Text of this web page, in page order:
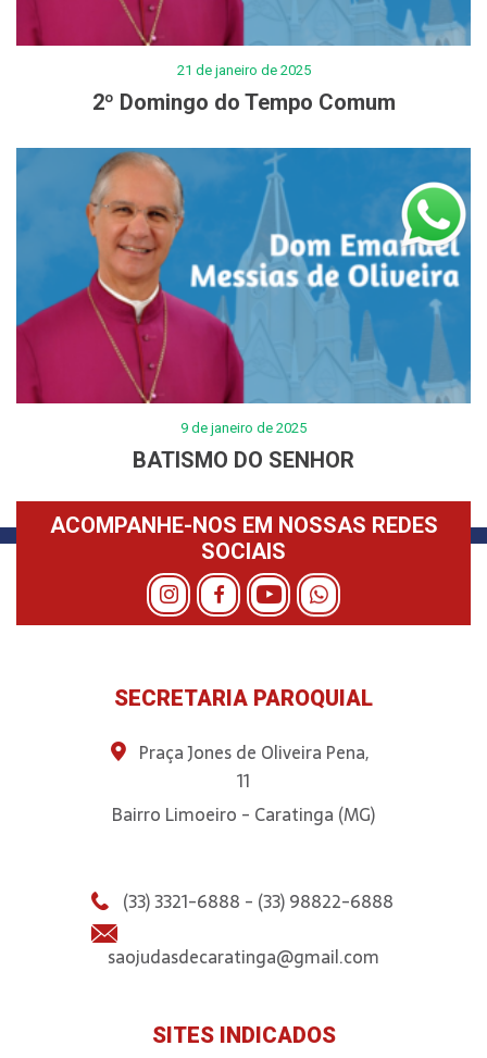
21 de janeiro de 2025
2º Domingo do Tempo Comum
9 de janeiro de 2025
BATISMO DO SENHOR
ACOMPANHE-NOS EM NOSSAS REDES
SOCIAIS
SECRETARIA PAROQUIAL
Praça Jones de Oliveira Pena,
11
Bairro Limoeiro - Caratinga (MG)
(33) 3321-6888 - (33) 98822-6888
saojudasdecaratinga@gmail.com
SITES INDICADOS